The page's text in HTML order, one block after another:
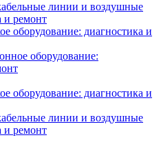
линии и воздушные
и ремонт
оборудование: диагностика и
оборудование:
оборудование: диагностика и
линии и воздушные
и ремонт